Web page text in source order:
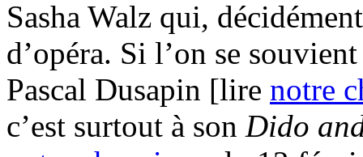
Sasha Walz qui,
d’opéra. Si l’on se
Pascal Dusapin [lire notre
c’est surtout à son Dido